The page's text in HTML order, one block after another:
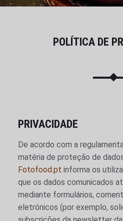
POLÍTICA DE
PRIVACIDADE
De acordo com a
matéria de proteção de
Fotofood.pt informa os
que os dados comunicados
mediante formulários,
eletrónicos (por exemplo,